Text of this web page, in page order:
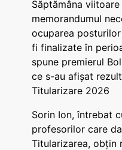
Săptămâna
memorandumul
ocuparea
fi finalizate în
spune premierul
ce s-au afișat
Titularizare 2026
Sorin Ion, întrebat
profesorilor care
Titularizarea, obțin